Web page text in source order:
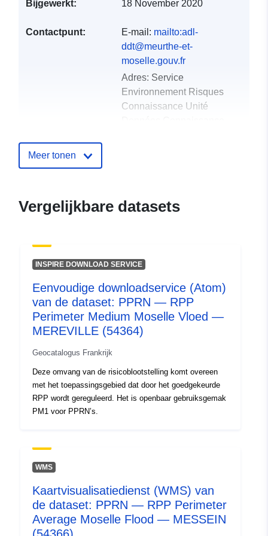
Bijgewerkt: 18 November 2020
Contactpunt: E-mail: mailto:adl-
ddt@meurthe-et-
moselle.gouv.fr
Adres: Service
Environnement Risques
Connaissance Unité
Catalogusregister
October 2022
Ruimtelijk:
49.53065491 ], [ 5.7571497,
49.56255341 ], [
5.81525564, 49.56255341 ],
[ 5.81525564, 49.53065491
], [ 5.7571497, 49.53065491
] ]
Ruimtelijk
hulpmiddel:
48c97f7087d5
uriRef:
http://data.europa.eu/88u/dataset/
Meer tonen
Vergelijkbare datasets
INSPIRE DOWNLOAD SERVICE
Eenvoudige downloadservice (Atom)
van de dataset: PPRN — RPP
Perimeter Medium Moselle Vloed —
MEREVILLE (54364)
Geocatalogus Frankrijk
Deze omvang van de risicoblootstelling komt overeen
met het toepassingsgebied dat door het goedgekeurde
RPP wordt gereguleerd. Het is openbaar gebruiksgemak
PM1 voor PPRN’s.
WMS
Kaartvisualisatiedienst (WMS) van
de dataset: PPRN — RPP Perimeter
Average Moselle Flood — MESSEIN